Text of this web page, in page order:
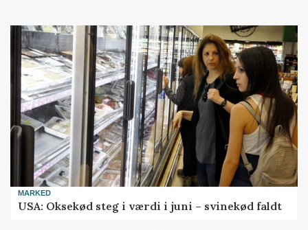
MARKED
USA: Oksekød steg i værdi i juni – svinekød faldt